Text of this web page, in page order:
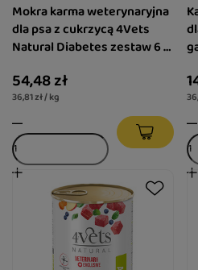
Mokra karma weterynaryjna
dla psa z cukrzycą 4Vets
Natural Diabetes zestaw 6 x
Diabetes
54,48 zł
36,81 zł / kg